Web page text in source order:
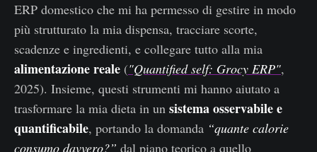
ERP domestico che mi ha permesso di gestire in modo
più strutturato la mia dispensa, tracciare scorte,
scadenze e ingredienti, e collegare tutto alla mia
alimentazione reale ("Quantified self: Grocy ERP",
2025). Insieme, questi strumenti mi hanno aiutato a
trasformare la mia dieta in un sistema osservabile e
quantificabile, portando la domanda “quante calorie
consumo davvero?” dal piano teorico a quello